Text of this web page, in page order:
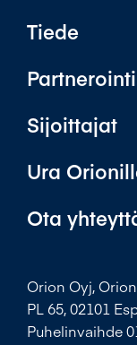
Tiede
Partnerointi
Sijoittajat
Ura
Ota
Orion Oyj,
PL 65, 02101
Puhelinvaihde